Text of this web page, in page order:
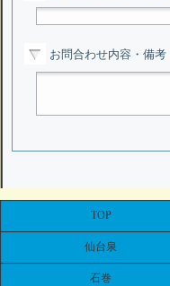
お問合わせ内容・備考
TOP
仙台泉
石巻